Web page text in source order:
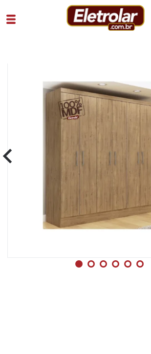
Home Quarto Roupeiros
Guarda Roupas De Casal 6 Portas 2
Gavetas Internas 100% Mdf Ipe